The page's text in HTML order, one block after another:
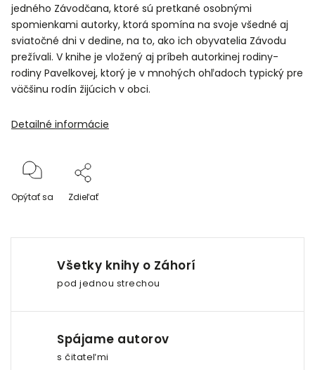
jedného Závodčana, ktoré sú pretkané osobnými
spomienkami autorky, ktorá spomína na svoje všedné aj
sviatočné dni v dedine, na to, ako ich obyvatelia Závodu
prežívali. V knihe je vložený aj príbeh autorkinej rodiny-
rodiny Pavelkovej, ktorý je v mnohých ohľadoch typický pre
väčšinu rodín žijúcich v obci.
Detailné informácie
Opýtať sa Zdieľať
Všetky knihy o Záhorí
pod jednou strechou
Spájame autorov
s čitateľmi